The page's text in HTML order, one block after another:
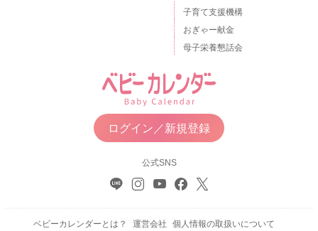
子育て支援機構
おぎゃー献金
母子栄養懇話会
ログイン／新規登録
公式SNS
ベビーカレンダーとは？ 運営会社 個人情報の取扱いについて